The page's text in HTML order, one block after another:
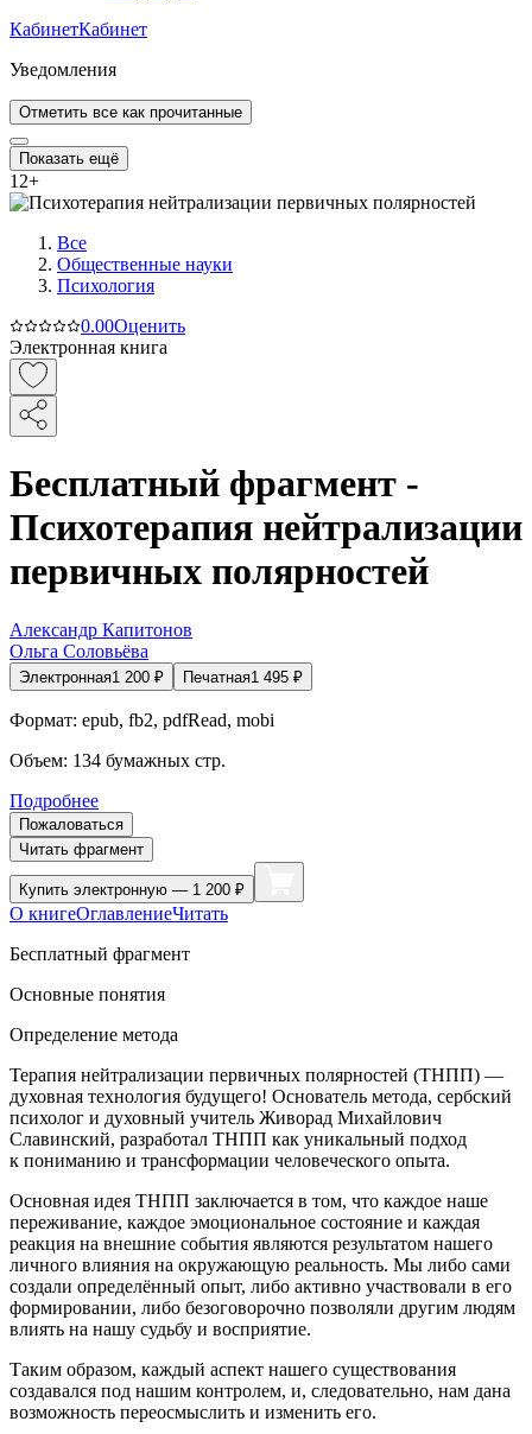
КабинетКабинет
Уведомления
Отметить все как прочитанные
Показать ещё
12+
Все
Общественные науки
Психология
0.00Оценить
Электронная книга
Бесплатный фрагмент -
Психотерапия нейтрализации
первичных полярностей
Александр Капитонов
Ольга Соловьёва
Электронная1 200 ₽ Печатная1 495 ₽
Формат: epub, fb2, pdfRead, mobi
Объем: 134 бумажных стр.
Подробнее
Пожаловаться
Читать фрагмент
Купить электронную — 1 200 ₽
О книгеОглавлениеЧитать
Бесплатный фрагмент
Основные понятия
Определение метода
Терапия нейтрализации первичных полярностей (ТНПП) —
духовная технология будущего! Основатель метода, сербский
психолог и духовный учитель Живорад Михайлович
Славинский, разработал ТНПП как уникальный подход
к пониманию и трансформации человеческого опыта.
Основная идея ТНПП заключается в том, что каждое наше
переживание, каждое эмоциональное состояние и каждая
реакция на внешние события являются результатом нашего
личного влияния на окружающую реальность. Мы либо сами
создали определённый опыт, либо активно участвовали в его
формировании, либо безоговорочно позволяли другим людям
влиять на нашу судьбу и восприятие.
Таким образом, каждый аспект нашего существования
создавался под нашим контролем, и, следовательно, нам дана
возможность переосмыслить и изменить его.